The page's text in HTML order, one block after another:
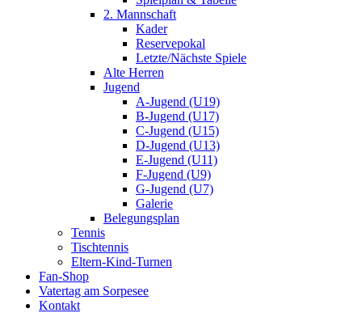
2. Mannschaft
Kader
Reservepokal
Letzte/Nächste Spiele
Alte Herren
Jugend
A-Jugend (U19)
B-Jugend (U17)
C-Jugend (U15)
D-Jugend (U13)
E-Jugend (U11)
F-Jugend (U9)
G-Jugend (U7)
Galerie
Belegungsplan
Tennis
Tischtennis
Eltern-Kind-Turnen
Fan-Shop
Vatertag am Sorpesee
Kontakt